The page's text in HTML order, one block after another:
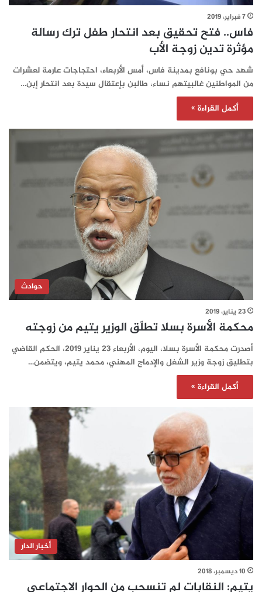
7 فبراير، 2019
فاس.. فتح تحقيق بعد انتحار طفل ترك رسالة
مؤثرة تدين زوجة الأب
شهد حي بونافع بمدينة فاس، أمس الأربعاء، احتجاجات عارمة لعشرات
من المواطنين غالبيتهم نساء، طالبن بإعتقال سيدة بعد انتحار إبن…
أكمل القراءة »
حوادث
23 يناير، 2019
محكمة الأسرة بسلا تطلّق الوزير يتيم من زوجته
أصدرت محكمة الأسرة بسلا، اليوم، الأربعاء 23 يناير 2019، الحكم القاضي
بتطليق زوجة وزير الشغل والإدماج المهني، محمد يتيم، ويتضمن…
أكمل القراءة »
أخبار الدار
10 ديسمبر، 2018
يتيم: النقابات لم تنسحب من الحوار الاجتماعي